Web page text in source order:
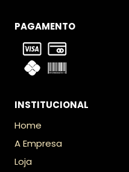
PAGAMENTO
INSTITUCIONAL
Home
A Empresa
Loja